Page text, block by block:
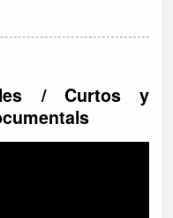
/ Curtos y